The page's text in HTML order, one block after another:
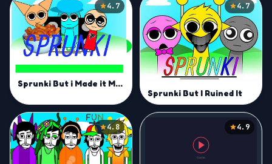
4.7
Sprunki But i Made it Mod
4.7
Sprunki But I Ruined It
4.8 4.9